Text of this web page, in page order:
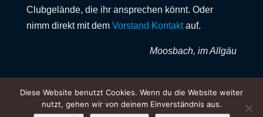
Clubgelände, die ihr ansprechen könnt. Oder
nimm direkt mit dem Vorstand Kontaktauf.
Moosbach, im Allgäu
Vereinsintern
Diese Website benutzt Cookies. Wenn du die Website weiter
nutzt, gehen wir von deinem Einverständnis aus.